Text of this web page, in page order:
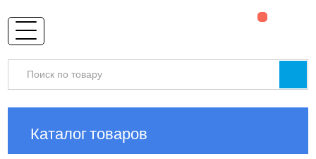
Каталог товаров